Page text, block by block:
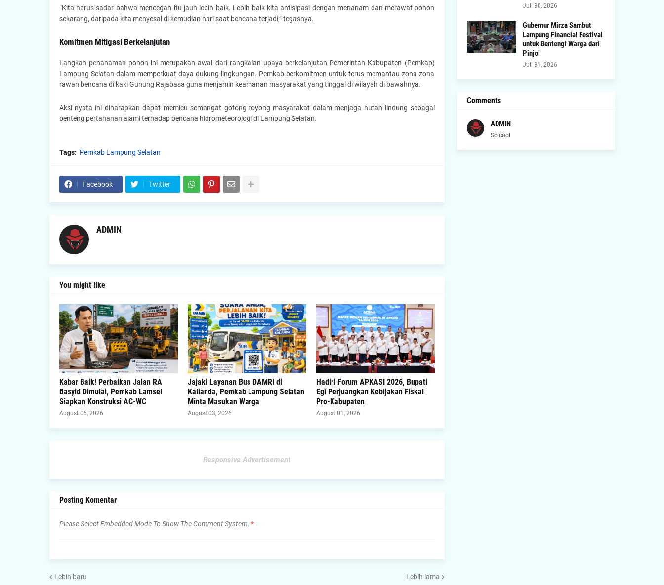
“Kita harus sadar bahwa mencegah itu jauh lebih baik. Lebih baik kita antisipasi dengan menanam dan merawat pohon
sekarang, daripada kita menyesal di kemudian hari saat bencana terjadi,” tegasnya.
Komitmen Mitigasi Berkelanjutan
Langkah penanaman pohon ini merupakan awal dari rangkaian upaya berkelanjutan Pemerintah Kabupaten (Pemkap)
Lampung Selatan dalam memperkuat daya dukung lingkungan. Pemkab berkomitmen untuk terus memantau zona-zona
rawan bencana di kaki Gunung Rajabasa guna menjamin keamanan masyarakat yang tinggal di wilayah di bawahnya.
Aksi nyata ini diharapkan dapat memicu semangat gotong-royong masyarakat dalam menjaga hutan lindung sebagai
benteng pertahanan alami terhadap bencana hidrometeorologi di Lampung Selatan.
Tags: Pemkab Lampung Selatan
Facebook Twitter
ADMIN
You might like
Kabar Baik! Perbaikan Jalan RA
Basyid Dimulai, Pemkab Lamsel
Siapkan Konstruksi AC-WC
August 06, 2026
Jajaki Layanan Bus DAMRI di
Kalianda, Pemkab Lampung Selatan
Minta Masukan Warga
August 03, 2026
Hadiri Forum APKASI 2026, Bupati
Egi Perjuangkan Kebijakan Fiskal
Pro-Kabupaten
August 01, 2026
Responsive Advertisement
Posting Komentar
Please Select Embedded Mode To Show The Comment System. *
Lebih baru Lebih lama
Juli 30, 2026
Gubernur Mirza Sambut
Lampung Financial Festival
untuk Bentengi Warga dari
Pinjol
Juli 31, 2026
Comments
ADMIN
So cool